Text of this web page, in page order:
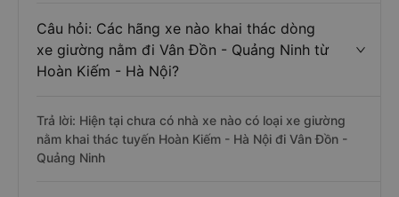
Câu hỏi: Các hãng xe nào khai thác dòng
xe giường nằm đi Vân Đồn - Quảng Ninh từ
Hoàn Kiếm - Hà Nội?
Trả lời: Hiện tại chưa có nhà xe nào có loại xe giường
nằm khai thác tuyến Hoàn Kiếm - Hà Nội đi Vân Đồn -
Quảng Ninh